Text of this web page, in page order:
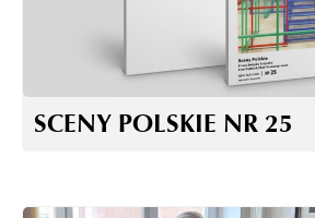
SCENY POLSKIE NR 25